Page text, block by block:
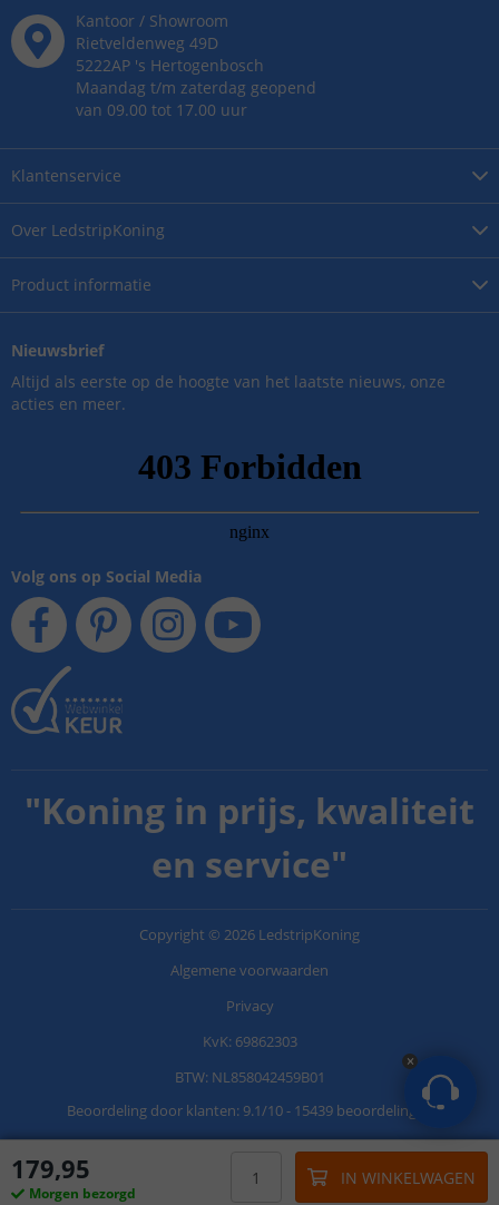
179,95
Morgen bezorgd
IN WINKELWAGEN
Over LedstripKoning
Product informatie
Klantenservice
Kantoor / Showroom
Rietveldenweg 49D
5222AP 's Hertogenbosch
Maandag t/m zaterdag geopend
van 09.00 tot 17.00 uur
Nieuwsbrief
Altijd als eerste op de hoogte van het laatste nieuws, onze
acties en meer.
Volg ons op Social Media
"Koning in prijs, kwaliteit
en service"
Copyright © 2026 LedstripKoning
Algemene voorwaarden
Privacy
KvK: 69862303
BTW: NL858042459B01
Beoordeling door klanten: 9.1/10- 15439 beoordelingen